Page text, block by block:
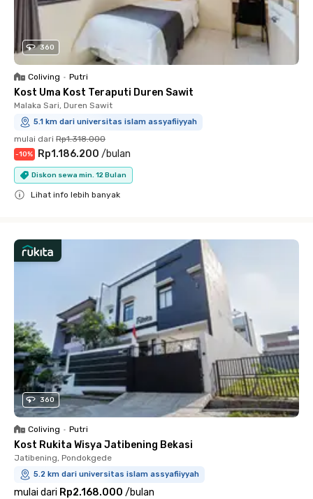
360
Coliving • Putri
Kost Uma Kost Teraputi Duren Sawit
Malaka Sari, Duren Sawit
5.1 km dari universitas islam assyafiiyyah
mulai dari Rp1.318.000
-10% Rp1.186.200 /bulan
Diskon sewa min. 12 Bulan
Lihat info lebih banyak
360
Coliving • Putri
Kost Rukita Wisya Jatibening Bekasi
Jatibening, Pondokgede
5.2 km dari universitas islam assyafiiyyah
mulai dari Rp2.168.000 /bulan